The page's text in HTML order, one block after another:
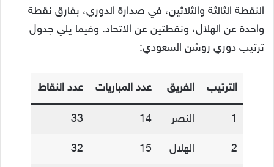
النقطة الثالثة والثلاثين، في صدارة الدوري، بفارق نقطة
واحدة عن الهلال، ونقطتين عن الاتحاد. وفيما يلي جدول
ترتيب دوري روشن السعودي:
الترتيب الفريق عدد المباريات عدد النقاط
1 النصر 14
33
2 الهلال 15
32